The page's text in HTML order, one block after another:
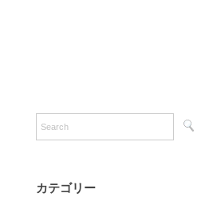
カテゴリー